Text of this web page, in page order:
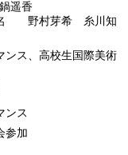
香
希 糸川知
ス、高校生国際美術
国大学主催)
ンス
参加